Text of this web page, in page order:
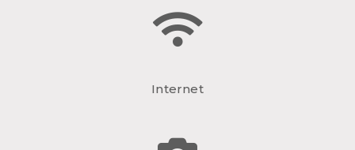
Internet